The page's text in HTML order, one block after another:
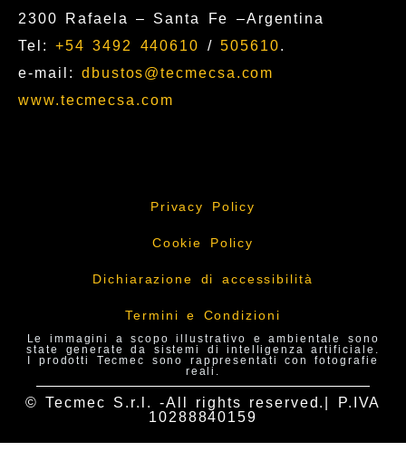
2300 Rafaela – Santa Fe –Argentina
Tel:+54 3492 440610 / 505610.
e-mail: dbustos@tecmecsa.com
www.tecmecsa.com
Privacy Policy
Cookie Policy
Dichiarazione di accessibilità
Termini e Condizioni
Le immagini a scopo illustrativo e ambientale sono
state generate da sistemi di intelligenza artificiale.
I prodotti Tecmec sono rappresentati con fotografie
reali.
© Tecmec S.r.l. -All rights reserved.| P.IVA
10288840159